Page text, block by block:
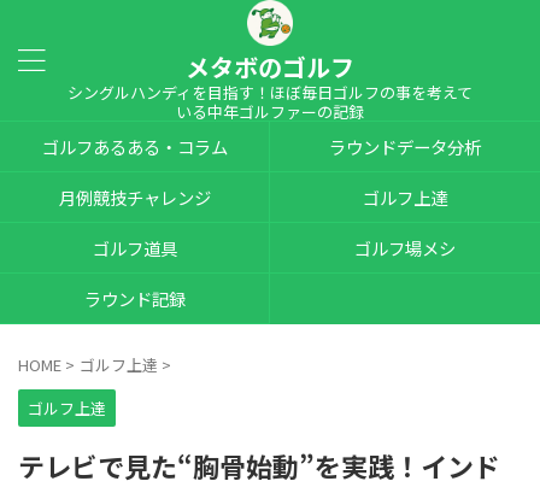
メタボのゴルフ
シングルハンディを目指す！ほぼ毎日ゴルフの事を考えて
いる中年ゴルファーの記録
ゴルフあるある・コラム
ラウンドデータ分析
月例競技チャレンジ
ゴルフ上達
ゴルフ道具
ゴルフ場メシ
ラウンド記録
HOME > ゴルフ上達 >
ゴルフ上達
テレビで見た“胸骨始動”を実践！インド